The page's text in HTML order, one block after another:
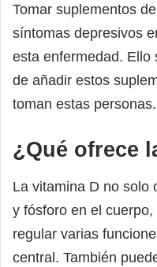
Tomar suplementos
síntomas depresivos
esta enfermedad. Ello
de añadir estos
toman estas personas.
¿Qué ofrece
La vitamina D no solo
y fósforo en el
regular varias
central. También